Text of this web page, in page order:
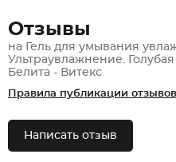
Отзывы
на Гель для умывания
Ультраувлажнение.
Белита - Витекс
Правила публикации
Написать отзыв